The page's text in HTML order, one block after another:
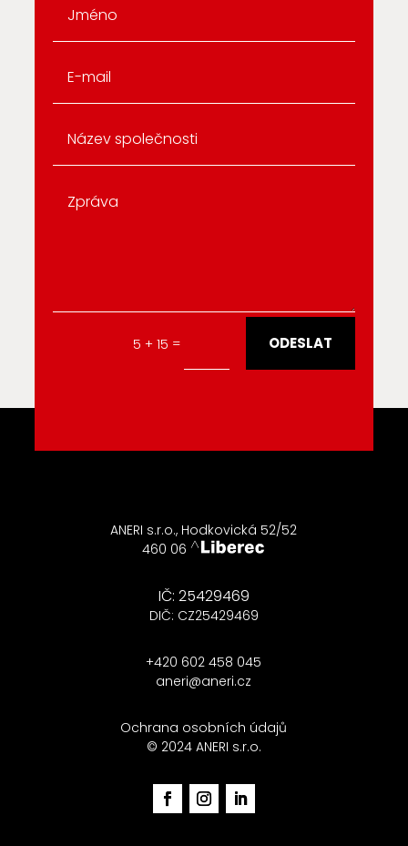
5 + 15 = ODESLAT
ANERI s.r.o., Hodkovická 52/52
460 06
IČ: 25429469
DIČ: CZ25429469
+420 602 458 045
aneri@aneri.cz
Ochrana osobních údajů
© 2024 ANERI s.r.o.